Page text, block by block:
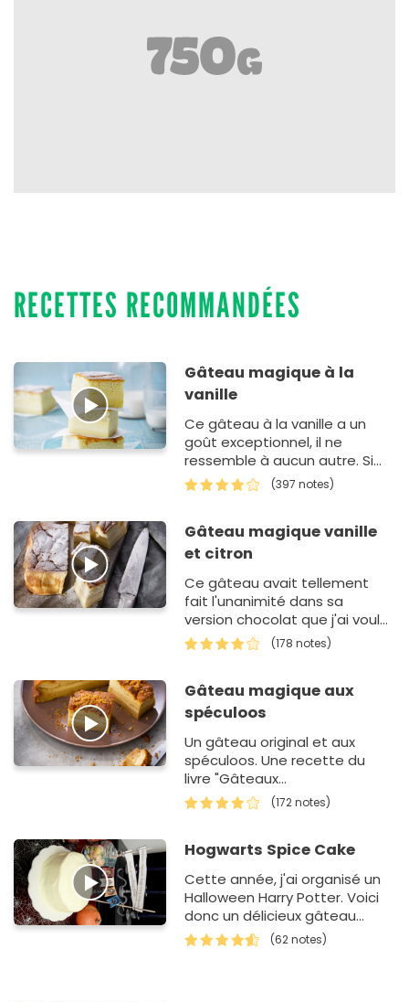
RECETTES RECOMMANDÉES
Gâteau magique à la
vanille
Ce gâteau à la vanille a un
goût exceptionnel, il ne
ressemble à aucun autre. Si
vous n'avez pas de gousse de
vanille sous la ma…
(397 notes)
Gâteau magique vanille
et citron
Ce gâteau avait tellement
fait l'unanimité dans sa
version chocolat que j'ai voulu
le réaliser à la vanille. La
surprise fut générale lors de
(178 notes)
Gâteau magique aux
spéculoos
Un gâteau original et aux
spéculoos. Une recette du
livre "Gâteaux
magiques" d'Aurélie Desgages
aux éditions Hachette Pra…
(172 notes)
Hogwarts Spice Cake
Cette année, j'ai organisé un
Halloween Harry Potter. Voici
donc un délicieux gâteau
légèrement épicé aux
couleurs des Maisons de
(62 notes)